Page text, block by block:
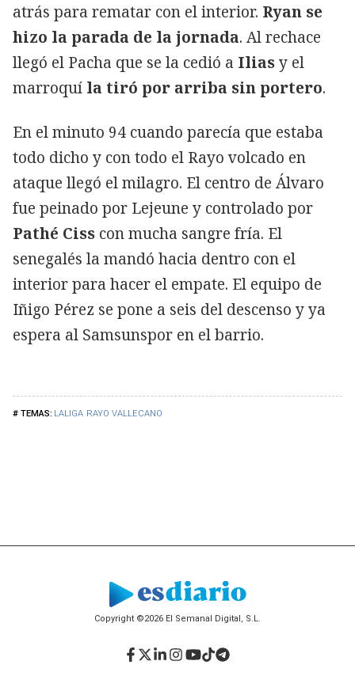
LALIGA RAYO VALLECANO
atrás para rematar con el interior. Ryan se
hizo la parada de la jornada. Al rechace
llegó el Pacha que se la cedió a Iliasy el
marroquí la tiró por arriba sin portero.
En el minuto 94 cuando parecía que estaba
todo dicho y con todo el Rayo volcado en
ataque llegó el milagro. El centro de Álvaro
fue peinado por Lejeune y controlado por
Pathé Ciss con mucha sangre fría. El
senegalés la mandó hacia dentro con el
interior para hacer el empate. El equipo de
Iñigo Pérez se pone a seis del descenso y ya
espera al Samsunspor en el barrio.
Copyright ©2026 El Semanal Digital, S.L.
Facebook
Twitter
LinkedIn
Instagram
YouTube
TikTok
Telegram